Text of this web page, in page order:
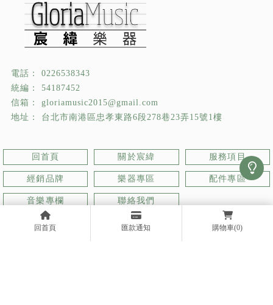
回首頁 匯款通知 購物車(0)
0226538343
54187452
gloriamusic2015@gmail.com
台北市南港區忠孝東路6段278巷23弄15號1樓
回首頁 關於宸緯 服務項目
經銷品牌 樂器專區 配件專區
音樂專欄 聯絡我們
樂器行 南港區樂器行 台北樂器買賣